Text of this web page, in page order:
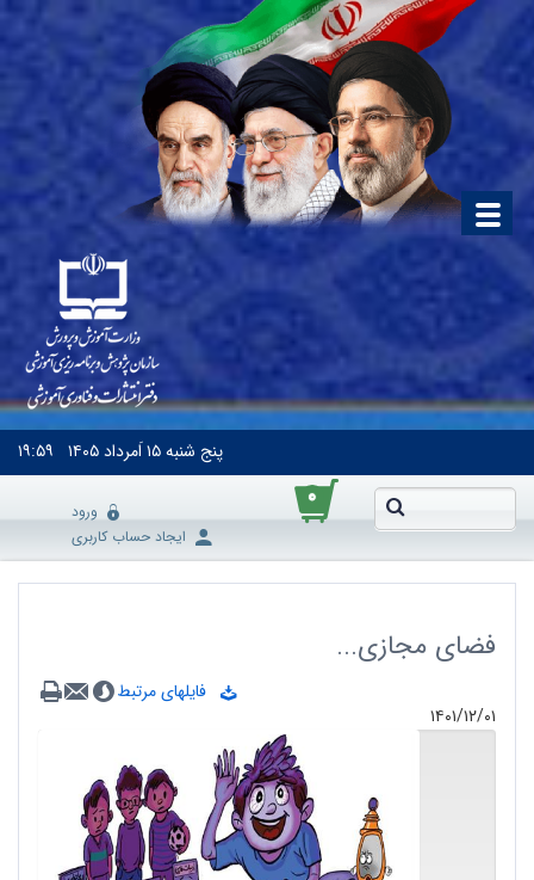
پنج شنبه۱۵ اَمرداد ۱۴۰۵ ۱۹:۵۹
۰
ورود
ایجاد حساب کاربری
فضای مجازی...
فایلهای مرتبط
۱۴۰۱/۱۲/۰۱